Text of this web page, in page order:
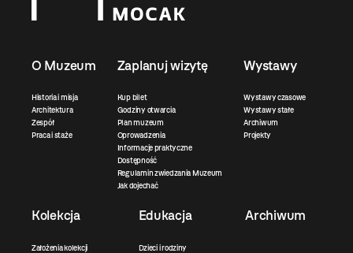
O Muzeum
Historia i misja
Architektura
Zespół
Praca i staże
Zaplanuj wizytę
Kup bilet
Godziny otwarcia
Plan muzeum
Oprowadzenia
Informacje praktyczne
Dostępność
Regulamin zwiedzania Muzeum
Jak dojechać
Wystawy
Wystawy czasowe
Wystawy stałe
Archiwum
Projekty
Kolekcja
Założenia kolekcji
Edukacja
Dzieci i rodziny
Archiwum